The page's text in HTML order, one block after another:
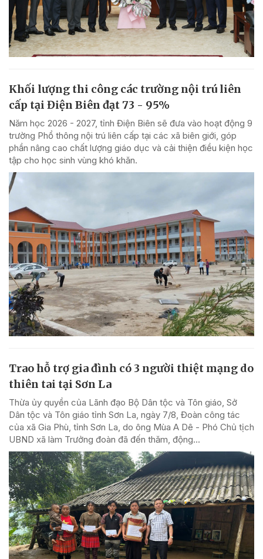
Khối lượng thi công các trường nội trú liên
cấp tại Điện Biên đạt 73 - 95%
Năm học 2026 - 2027, tỉnh Điện Biên sẽ đưa vào hoạt động 9
trường Phổ thông nội trú liên cấp tại các xã biên giới, góp
phần nâng cao chất lượng giáo dục và cải thiện điều kiện học
tập cho học sinh vùng khó khăn.
Trao hỗ trợ gia đình có 3 người thiệt mạng do
thiên tai tại Sơn La
Thừa ủy quyền của Lãnh đạo Bộ Dân tộc và Tôn giáo, Sở
Dân tộc và Tôn giáo tỉnh Sơn La, ngày 7/8, Đoàn công tác
của xã Gia Phù, tỉnh Sơn La, do ông Mùa A Dê - Phó Chủ tịch
UBND xã làm Trưởng đoàn đã đến thăm, động...